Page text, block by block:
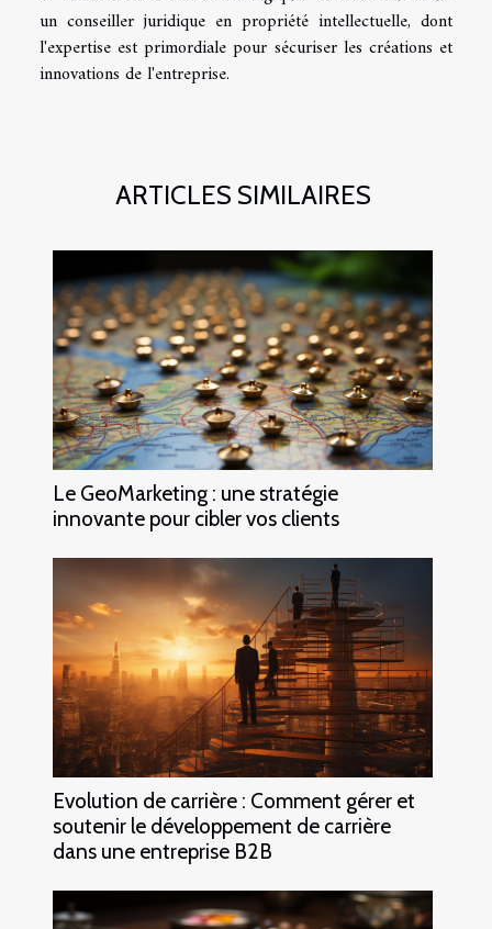
un conseiller juridique en propriété intellectuelle, dont
l'expertise est primordiale pour sécuriser les créations et
innovations de l'entreprise.
ARTICLES SIMILAIRES
Le GeoMarketing : une stratégie
innovante pour cibler vos clients
Evolution de carrière : Comment gérer et
soutenir le développement de carrière
dans une entreprise B2B